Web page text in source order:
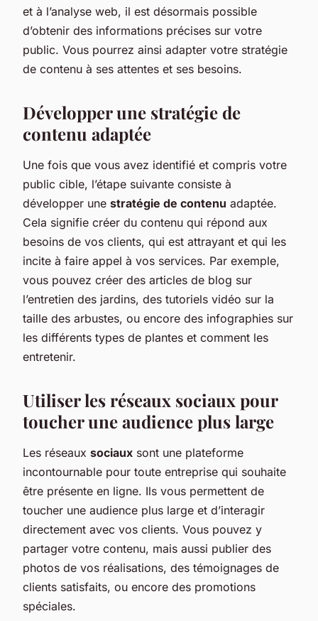
et à l’analyse web, il est désormais possible
d’obtenir des informations précises sur votre
public. Vous pourrez ainsi adapter votre stratégie
de contenu à ses attentes et ses besoins.
Développer une stratégie de
contenu adaptée
Une fois que vous avez identifié et compris votre
public cible, l’étape suivante consiste à
développer une stratégie de contenu adaptée.
Cela signifie créer du contenu qui répond aux
besoins de vos clients, qui est attrayant et qui les
incite à faire appel à vos services. Par exemple,
vous pouvez créer des articles de blog sur
l’entretien des jardins, des tutoriels vidéo sur la
taille des arbustes, ou encore des infographies sur
les différents types de plantes et comment les
entretenir.
Utiliser les réseaux sociaux pour
toucher une audience plus large
Les réseaux sociaux sont une plateforme
incontournable pour toute entreprise qui souhaite
être présente en ligne. Ils vous permettent de
toucher une audience plus large et d’interagir
directement avec vos clients. Vous pouvez y
partager votre contenu, mais aussi publier des
photos de vos réalisations, des témoignages de
clients satisfaits, ou encore des promotions
spéciales.